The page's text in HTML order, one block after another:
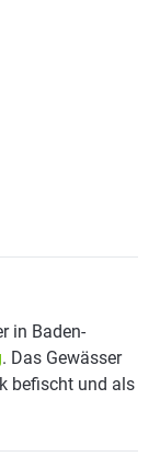
in Baden-
. Das Gewässer
befischt und als